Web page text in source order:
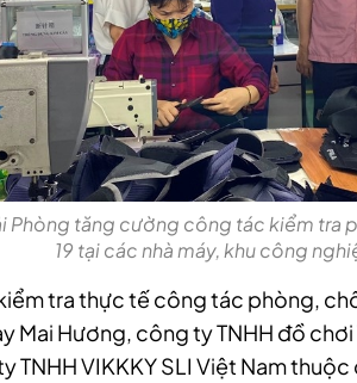
Phòng tăng cường công tác kiểm
19 tại các nhà máy, khu công
tra thực tế công tác phòng,
Mai Hương, công ty TNHH đồ chơi
TNHH VIKKKY SLI Việt Nam